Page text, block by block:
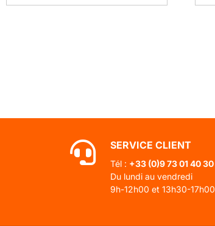
SERVICE CLIENT
Tél : +33 (0)9 73 01 40 30
Du lundi au vendredi
9h-12h00 et 13h30-17h00